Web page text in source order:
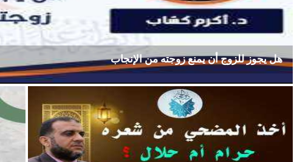
هل يجوز للزوج أن يمنع زوجته من الإنجاب
الثلاثاء، 17 ديسمبر 2024 11:41 صـ